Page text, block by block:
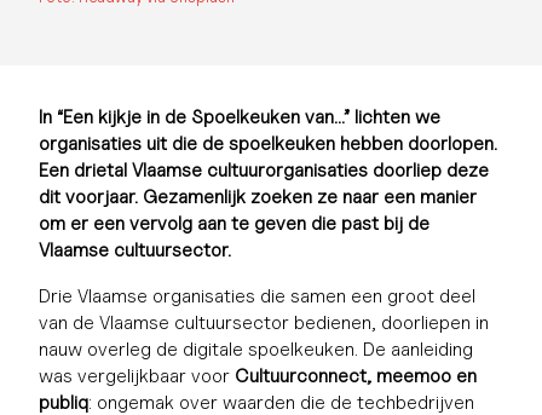
In “Een kijkje in de Spoelkeuken van…” lichten we
organisaties uit die de spoelkeuken hebben doorlopen.
Een drietal Vlaamse cultuurorganisaties doorliep deze
dit voorjaar. Gezamenlijk zoeken ze naar een manier
om er een vervolg aan te geven die past bij de
Vlaamse cultuursector.
Drie Vlaamse organisaties die samen een groot deel
van de Vlaamse cultuursector bedienen, doorliepen in
nauw overleg de digitale spoelkeuken. De aanleiding
was vergelijkbaar voor Cultuurconnect, meemoo en
publiq: ongemak over waarden die de techbedrijven